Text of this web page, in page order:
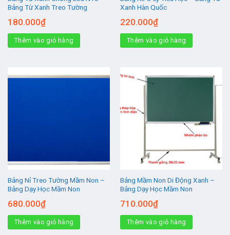
Bảng Từ Xanh Treo Tường
180.000₫
Thêm vào giỏ hàng
Xanh Hàn Quốc
220.000₫
Thêm vào giỏ hàng
Bảng Nỉ Treo Tường Mầm Non –
Bảng Dạy Học Mầm Non
680.000₫
Thêm vào giỏ hàng
Bảng Mầm Non Di Động Xanh –
Bảng Dạy Học Mầm Non
710.000₫
Thêm vào giỏ hàng